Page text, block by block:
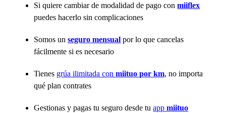
Si quiere cambiar de modalidad de pago con miiflex
puedes hacerlo sin complicaciones
Somos un seguro mensual por lo que cancelas
fácilmente si es necesario
Tienes grúa ilimitada conmiituo por km, no importa
qué plan contrates
Gestionas y pagas tu seguro desde tu appmiituo